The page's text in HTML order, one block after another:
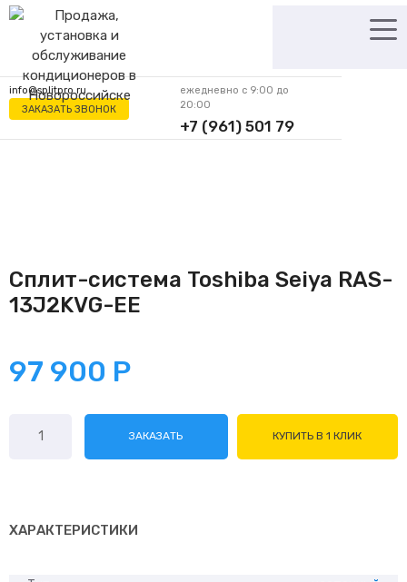
Перейти
содержимому
info@splitpro.ru
ЗАКАЗАТЬ ЗВОНОК
ежедневно с 9:00 до
20:00
+7 (961) 501 79
62
Сплит-система Toshiba Seiya RAS-
13J2KVG-EE
97 900 Р
товара
13J2KVG-
ЗАКАЗАТЬ КУПИТЬ В 1 КЛИК
ХАРАКТЕРИСТИКИ